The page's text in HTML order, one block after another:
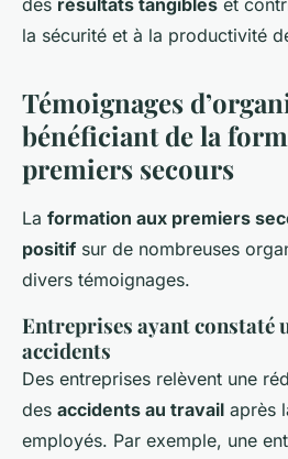
des résultats tangibles et
la sécurité et à la productivité
Témoignages
bénéficiant de la
premiers secours
La formation aux premiers
positif sur de nombreuses
divers témoignages.
Entreprises ayant constaté
accidents
Des entreprises relèvent une
des accidents au travail après
employés. Par exemple, une